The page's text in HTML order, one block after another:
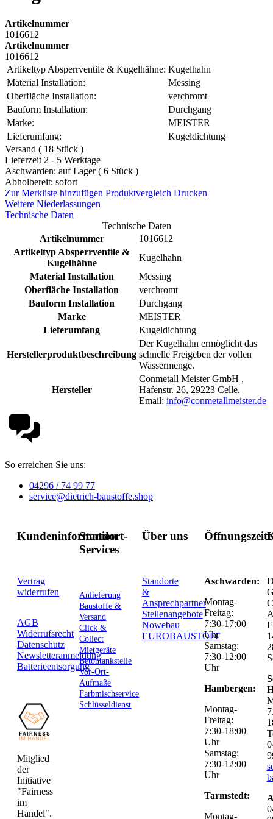
Artikelnummer
1016612
Artikelnummer
1016612
Artikeltyp Absperrventile & Kugelhähne: Kugelhahn
Material Installation:
Messing
Oberfläche Installation:
verchromt
Bauform Installation:
Durchgang
Marke:
MEISTER
Lieferumfang:
Kugeldichtung
Versand ( 18 Stück )
Lieferzeit 2 - 5 Werktage
Aschwarden: auf Lager ( 6 Stück )
Abholbereit: sofort
Zur Merkliste hinzufügen Produktvergleich Drucken
Weitere Niederlassungen
Technische Daten
Technische Daten
Artikelnummer
1016612
Artikeltyp Absperrventile &
Kugelhähne
Kugelhahn
Material Installation
Messing
Oberfläche Installation
verchromt
Bauform Installation
Durchgang
Marke
MEISTER
Lieferumfang
Kugeldichtung
Herstellerproduktbeschreibung
Der Kugelhahn ermöglicht das
schnelle Freigeben der vollen
Wassermenge.
Hersteller
Conmetall Meister GmbH ,
Hafenstr. 26, 29223 Celle,
Email: info@conmetallmeister.de
So erreichen Sie uns:
04296 / 74 99 77
service@dietrich-baustoffe.shop
Kundeninformation
Vertrag
widerrufen
AGB
Widerrufsrecht
Datenschutz
Newsletteranmeldung
Batterieentsorgung
Mitglied
der
Initiative
"Fairness
im
Handel".
Standort-
Services
Anlieferung
Baustoffe &
Versand
Click &
Collect
Mietgeräte
Betontankstelle
Vor-Ort-
Aufmaße
Farbmischservice
Schlüsseldienst
Über uns
Standorte
&
Ansprechpartner
Stellenangebote
Nowebau
EUROBAUSTOFF
Aschwarden:
Montag-
Freitag:
7:30-17:00
Uhr
Samstag:
7:30-12:00
Uhr
Hambergen:
Montag-
Freitag:
7:30-18:00
Uhr
Samstag:
7:30-12:00
Uhr
Tarmstedt:
Montag-